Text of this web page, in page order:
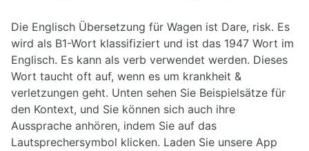
Die Englisch Übersetzung für Wagen ist Dare, risk. Es
wird als B1-Wort klassifiziert und ist das 1947 Wort im
Englisch. Es kann als verb verwendet werden. Dieses
Wort taucht oft auf, wenn es um krankheit &
verletzungen geht. Unten sehen Sie Beispielsätze für
den Kontext, und Sie können sich auch ihre
Aussprache anhören, indem Sie auf das
Lautsprechersymbol klicken. Laden Sie unsere App